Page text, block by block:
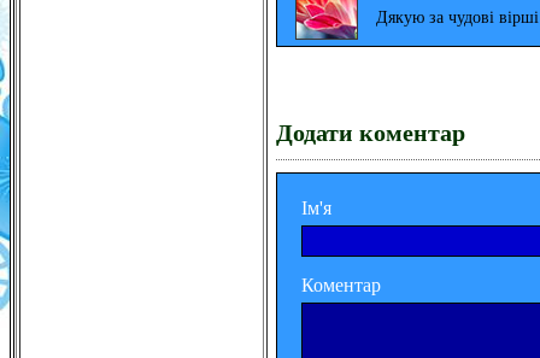
Дякую за чудові
Додати коментар
Ім'я
Коментар